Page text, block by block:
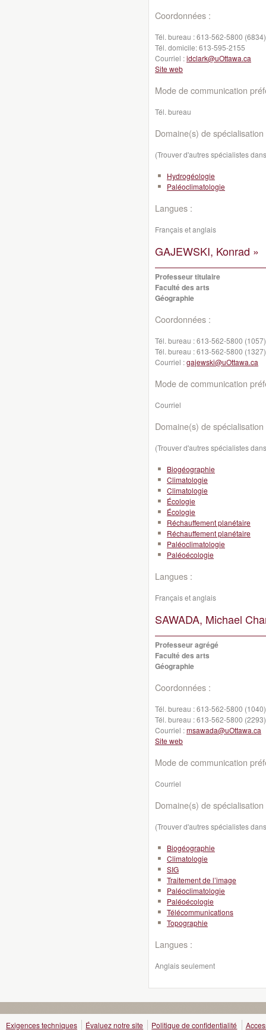
Coordonnées :
Tél. bureau :613-562-5800 (6834)
Tél. domicile:613-595-2155
Courriel :idclark@uOttawa.ca
Site web
Mode de communication
Tél. bureau
Domaine(s) de spécialisation
(Trouver d'autres spécialistes
Hydrogéologie
Paléoclimatologie
Langues :
Français et anglais
GAJEWSKI, Konrad »
Professeur titulaire
Faculté des arts
Géographie
Coordonnées :
Tél. bureau :613-562-5800 (1057)
Tél. bureau :613-562-5800 (1327)
Courriel :gajewski@uOttawa.ca
Mode de communication
Courriel
Domaine(s) de spécialisation
(Trouver d'autres spécialistes
Biogéographie
Climatologie
Climatologie
Écologie
Écologie
Réchauffement planétaire
Réchauffement planétaire
Paléoclimatologie
Paléoécologie
Langues :
Français et anglais
SAWADA, Michael
Professeur agrégé
Faculté des arts
Géographie
Coordonnées :
Tél. bureau :613-562-5800 (1040)
Tél. bureau :613-562-5800 (2293)
Courriel :msawada@uOttawa.ca
Site web
Mode de communication
Courriel
Domaine(s) de spécialisation
(Trouver d'autres spécialistes
Biogéographie
Climatologie
SIG
Traitement de l’image
Paléoclimatologie
Paléoécologie
Télécommunications
Topographie
Langues :
Anglais seulement
Exigences techniques Évaluez notre site Politique de confidentialité